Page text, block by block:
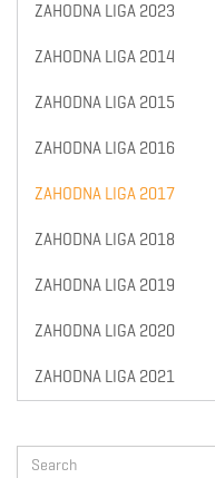
ZAHODNA LIGA 2023
ZAHODNA LIGA 2014
ZAHODNA LIGA 2015
ZAHODNA LIGA 2016
ZAHODNA LIGA 2017
ZAHODNA LIGA 2018
ZAHODNA LIGA 2019
ZAHODNA LIGA 2020
ZAHODNA LIGA 2021